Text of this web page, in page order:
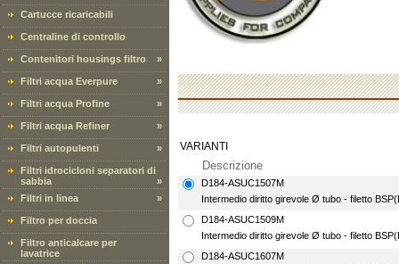
Cartucce ricaricabili
Centraline di controllo
Contenitori housings filtro »
Filtri acqua Everpure »
Filtri acqua Profine »
Filtri acqua Refiner »
Filtri autopulenti »
Filtri idrocicloni separatori di
sabbia
»
Filtri in linea
»
Filtro per doccia
Filtro anticalcare per
lavatrice
VARIANTI
Descrizione
D184-ASUC1507M
Intermedio diritto girevole Ø tubo - filetto
D184-ASUC1509M
Intermedio diritto girevole Ø tubo - filetto
D184-ASUC1607M